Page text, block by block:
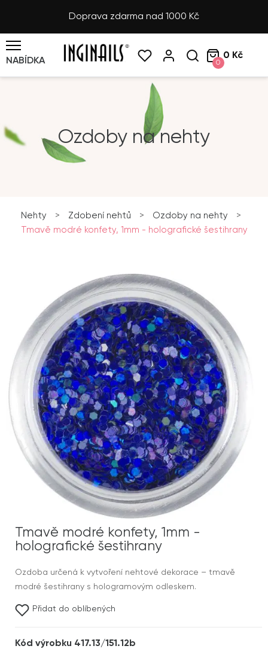
Doprava zdarma nad 1000 Kč
NABÍDKA 0
0 Kč
Ozdoby na nehty
Nehty > Zdobení nehtů > Ozdoby na nehty
>
Tmavě modré konfety, 1mm - holografické šestihrany
Tmavě modré konfety, 1mm -
holografické šestihrany
Ozdoba určená k vytvoření nehtové dekorace – tmavě
modré šestihrany s hologramovým odleskem.
Přidat do oblíbených
Kód výrobku 417.13/151.12b